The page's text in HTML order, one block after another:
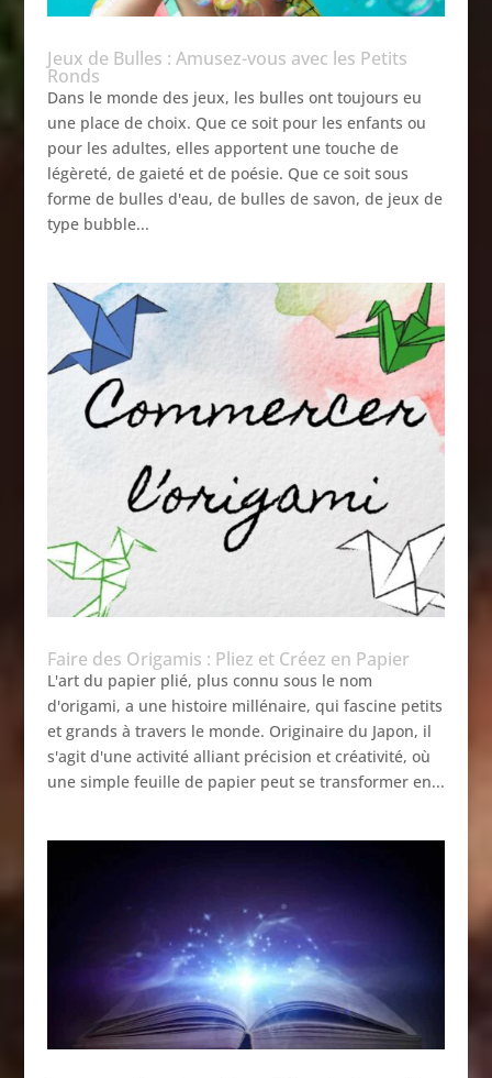
Jeux de Bulles : Amusez-vous avec les Petits
Ronds
Dans le monde des jeux, les bulles ont toujours eu
une place de choix. Que ce soit pour les enfants ou
pour les adultes, elles apportent une touche de
légèreté, de gaieté et de poésie. Que ce soit sous
forme de bulles d'eau, de bulles de savon, de jeux de
type bubble...
Faire des Origamis : Pliez et Créez en Papier
L'art du papier plié, plus connu sous le nom
d'origami, a une histoire millénaire, qui fascine petits
et grands à travers le monde. Originaire du Japon, il
s'agit d'une activité alliant précision et créativité, où
une simple feuille de papier peut se transformer en...